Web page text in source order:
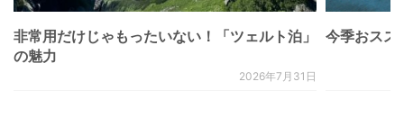
非常用だけじゃもったいない！「ツェルト泊」
の魅力
2026年7月31日
今季おスス